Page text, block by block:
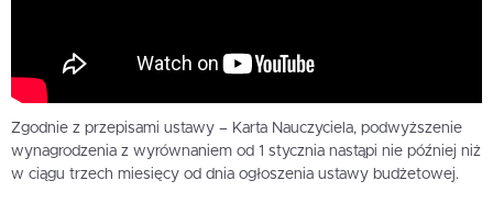
Zgodnie z przepisami ustawy – Karta Nauczyciela, podwyższenie
wynagrodzenia z wyrównaniem od 1 stycznia nastąpi nie później niż
w ciągu trzech miesięcy od dnia ogłoszenia ustawy budżetowej.